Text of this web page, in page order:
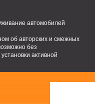
автомобилей
об авторских и смежных
без
активной